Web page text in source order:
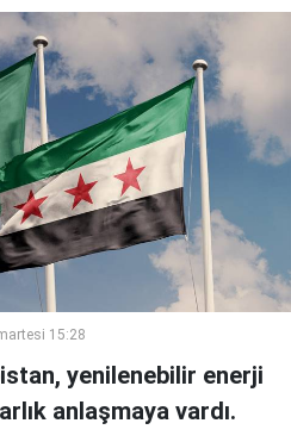
15:28
yenilenebilir enerji
anlaşmaya vardı.